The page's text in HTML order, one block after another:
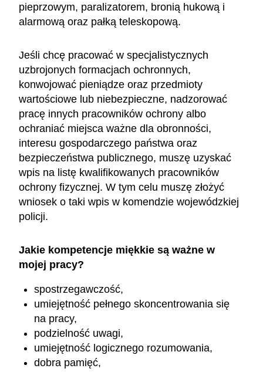
pieprzowym, paralizatorem, bronią hukową i
alarmową oraz pałką teleskopową.
Jeśli chcę pracować w specjalistycznych
uzbrojonych formacjach ochronnych,
konwojować pieniądze oraz przedmioty
wartościowe lub niebezpieczne, nadzorować
pracę innych pracowników ochrony albo
ochraniać miejsca ważne dla obronności,
interesu gospodarczego państwa oraz
bezpieczeństwa publicznego, muszę uzyskać
wpis na listę kwalifikowanych pracowników
ochrony fizycznej. W tym celu muszę złożyć
wniosek o taki wpis w komendzie wojewódzkiej
policji.
Jakie kompetencje miękkie są ważne w
mojej pracy?
spostrzegawczość,
umiejętność pełnego skoncentrowania się
na pracy,
podzielność uwagi,
umiejętność logicznego rozumowania,
dobra pamięć,